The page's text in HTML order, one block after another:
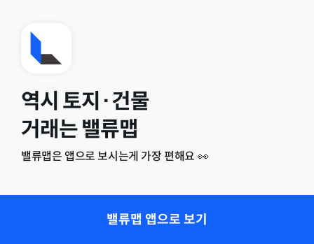
역시 토지·건물
거래는 밸류맵
밸류맵은 앱으로 보시는게 가장 편해요 👀
밸류맵 앱으로 보기